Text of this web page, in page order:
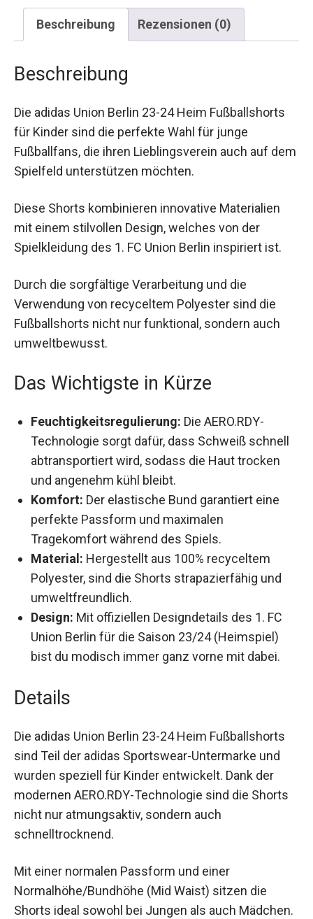
Beschreibung Rezensionen (0)
Beschreibung
für Kinder sind die perfekte Wahl für junge
Fußballfans, die ihren Lieblingsverein auch auf
dem Spielfeld unterstützen möchten.
mit einem stilvollen Design, welches von der
Spielkleidung des 1. FC Union Berlin inspiriert ist.
Verwendung von recyceltem Polyester sind die
Fußballshorts nicht nur funktional, sondern auch
umweltbewusst.
Das Wichtigste in Kürze
Technologie sorgt dafür, dass Schweiß
schnell abtransportiert wird, sodass die Haut
trocken und angenehm kühl bleibt.
Komfort:Der elastische Bund garantiert eine
perfekte Passform und maximalen
Tragekomfort während des Spiels.
Material:Hergestellt aus 100% recyceltem
Polyester, sind die Shorts strapazierfähig und
umweltfreundlich.
Design:Mit offiziellen Designdetails des 1. FC
Union Berlin für die Saison 23/24 (Heimspiel)
bist du modisch immer ganz vorne mit dabei.
Details
sind Teil der adidas Sportswear-Untermarke und
wurden speziell für Kinder entwickelt. Dank der
modernen AERO.RDY-Technologie sind die Shorts
nicht nur atmungsaktiv, sondern auch
schnelltrocknend.
Normalhöhe/Bundhöhe (Mid Waist) sitzen die
Shorts ideal sowohl bei Jungen als auch